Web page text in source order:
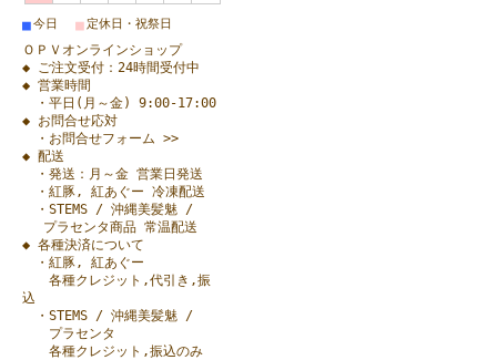
■今日 ■定休日・祝祭日
ＯＰＶオンラインショップ
◆ ご注文受付：24時間受付中
◆ 営業時間
・平日(月～金) 9:00-17:00
◆ お問合せ応対
・お問合せフォーム >>
◆ 配送
・発送：月～金 営業日発送
・紅豚, 紅あぐー 冷凍配送
・STEMS / 沖縄美髪魅 /
プラセンタ商品 常温配送
◆ 各種決済について
・紅豚, 紅あぐー
各種クレジット,代引き,振
込
・STEMS / 沖縄美髪魅 /
プラセンタ
各種クレジット,振込のみ